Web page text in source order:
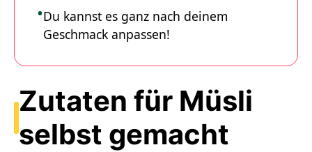
Du kannst es ganz nach deinem
Geschmack anpassen!
Zutaten für Müsli
selbst gemacht